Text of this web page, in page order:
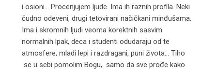
i osioni… Procenjujem ljude. Ima ih raznih profila. Neki
čudno odeveni, drugi tetovirani načičkani minđušama.
Ima i skromnih ljudi veoma korektnih sasvim
normalnih.Ipak, deca i studenti odudaraju od te
atmosfere, mladi lepi i razdragani, puni života… Tiho
se u sebi pomolim Bogu, samo da sve prođe kako